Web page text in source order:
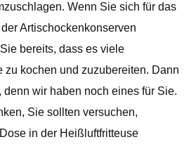
Wenn Sie sich für das
Artischockenkonserven
bereits, dass es viele
zu kochen und zuzubereiten. Dann
wir haben noch eines für Sie.
Sie sollten versuchen,
in der Heißluftfritteuse